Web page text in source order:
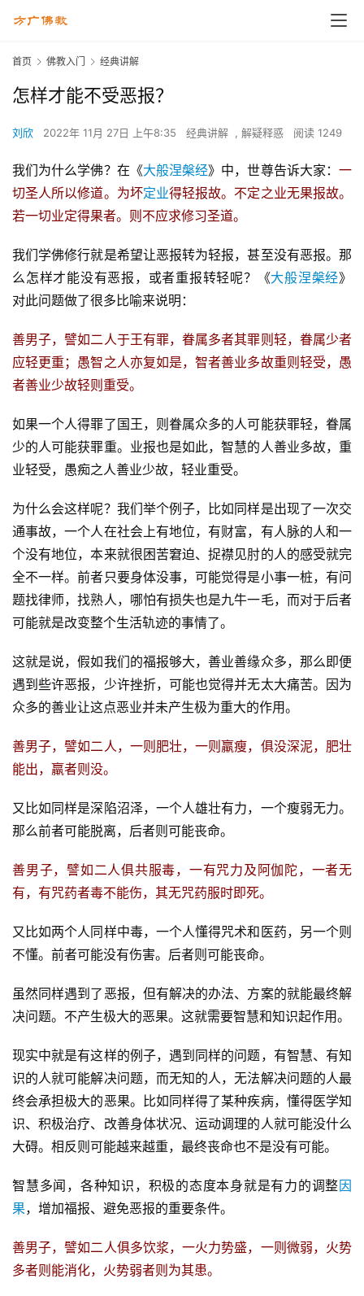
首页 佛教入门 经典讲解
怎样才能不受恶报？
刘欣 2022年 11月 27日 上午8:35 经典讲解 , 解疑释惑 阅读 1249
我们为什么学佛？在《大般涅槃经》中，世尊告诉大家：一
切圣人所以修道。为坏定业得轻报故。不定之业无果报故。
若一切业定得果者。则不应求修习圣道。
我们学佛修行就是希望让恶报转为轻报，甚至没有恶报。那
么怎样才能没有恶报，或者重报转轻呢？《大般涅槃经》
对此问题做了很多比喻来说明：
善男子，譬如二人于王有罪，眷属多者其罪则轻，眷属少者
应轻更重；愚智之人亦复如是，智者善业多故重则轻受，愚
者善业少故轻则重受。
如果一个人得罪了国王，则眷属众多的人可能获罪轻，眷属
少的人可能获罪重。业报也是如此，智慧的人善业多故，重
业轻受，愚痴之人善业少故，轻业重受。
为什么会这样呢？我们举个例子，比如同样是出现了一次交
通事故，一个人在社会上有地位，有财富，有人脉的人和一
个没有地位，本来就很困苦窘迫、捉襟见肘的人的感受就完
全不一样。前者只要身体没事，可能觉得是小事一桩，有问
题找律师，找熟人，哪怕有损失也是九牛一毛，而对于后者
可能就是改变整个生活轨迹的事情了。
这就是说，假如我们的福报够大，善业善缘众多，那么即便
遇到些许恶报，少许挫折，可能也觉得并无太大痛苦。因为
众多的善业让这点恶业并未产生极为重大的作用。
善男子，譬如二人，一则肥壮，一则羸瘦，俱没深泥，肥壮
能出，羸者则没。
又比如同样是深陷沼泽，一个人雄壮有力，一个瘦弱无力。
那么前者可能脱离，后者则可能丧命。
善男子，譬如二人俱共服毒，一有咒力及阿伽陀，一者无
有，有咒药者毒不能伤，其无咒药服时即死。
又比如两个人同样中毒，一个人懂得咒术和医药，另一个则
不懂。前者可能没有伤害。后者则可能丧命。
虽然同样遇到了恶报，但有解决的办法、方案的就能最终解
决问题。不产生极大的恶果。这就需要智慧和知识起作用。
现实中就是有这样的例子，遇到同样的问题，有智慧、有知
识的人就可能解决问题，而无知的人，无法解决问题的人最
终会承担极大的恶果。比如同样得了某种疾病，懂得医学知
识、积极治疗、改善身体状况、运动调理的人就可能没什么
大碍。相反则可能越来越重，最终丧命也不是没有可能。
智慧多闻，各种知识，积极的态度本身就是有力的调整因
果，增加福报、避免恶报的重要条件。
善男子，譬如二人俱多饮浆，一火力势盛，一则微弱，火势
多者则能消化，火势弱者则为其患。